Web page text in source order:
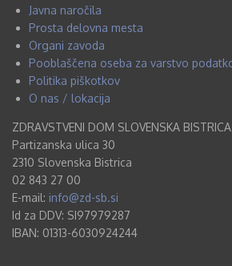
Javna naročila
Prosta delovna mesta
Organi zavoda
Pooblaščena oseba za varstvo
Politika piškotkov
O nas / lokacija
ZDRAVSTVENI DOM SLOVENSKA BISTRICA
Partizanska ulica 30
2310 Slovenska Bistrica
02 843 27 00
E-mail: info@zd-sb.si
Id za DDV: SI97979287
IBAN: 01313-6030924244